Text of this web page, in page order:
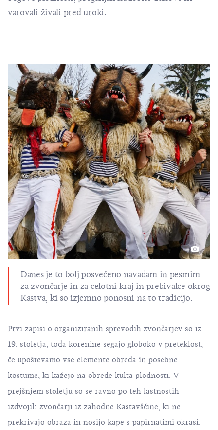
varovali živali pred uroki.
Danes je to bolj posvečeno navadam in pesmim
za zvončarje in za celotni kraj in prebivalce okrog
Kastva, ki so izjemno ponosni na to tradicijo.
Prvi zapisi o organiziranih sprevodih zvončarjev so iz
19. stoletja, toda korenine segajo globoko v preteklost,
če upoštevamo vse elemente obreda in posebne
kostume, ki kažejo na obrede kulta plodnosti. V
prejšnjem stoletju so se ravno po teh lastnostih
izdvojili zvončarji iz zahodne Kastavščine, ki ne
prekrivajo obraza in nosijo kape s papirnatimi okrasi,